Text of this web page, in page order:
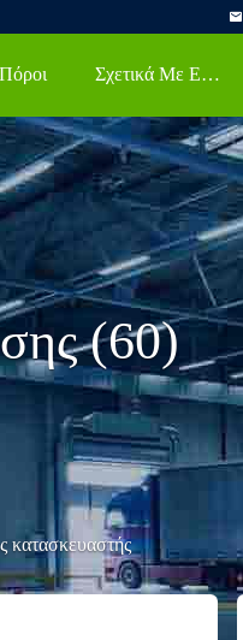
Πόροι Σχετικά Με Εμάς
(60)
κατασκευαστής